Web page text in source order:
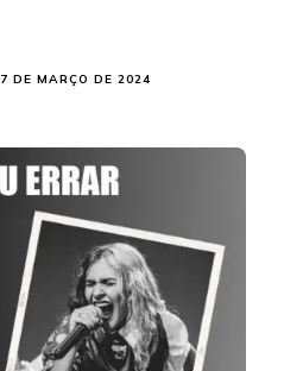
7 DE MARÇO DE 2024